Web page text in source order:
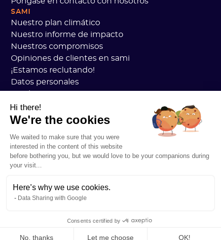
SAMI
Nuestro plan climático
Nuestro informe de impacto
Nuestros compromisos
Opiniones de clientes en sami
¡Estamos reclutando!
Datos personales
seguridad
Estado de los servicios
RECURSOS
Plan general de carbono
Práctica de carbono abierto
Nuestro blog
Comprenda todo sobre la huella de carbono
Entendiendo todo en CSRD
Hi there!
We're the cookies
We waited to make sure that you were
interested in the content of this website
before bothering you, but we would love to be your companions during
your visit...
Here’s why we use cookies.
Data Sharing with Google
Consents certified by
No, thanks Let me choose OK!